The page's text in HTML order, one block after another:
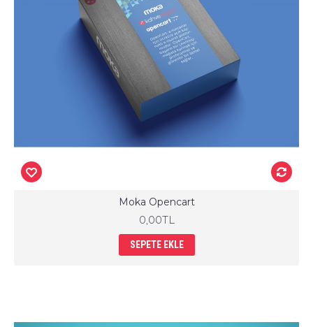
Moka Opencart
0,00TL
SEPETE EKLE